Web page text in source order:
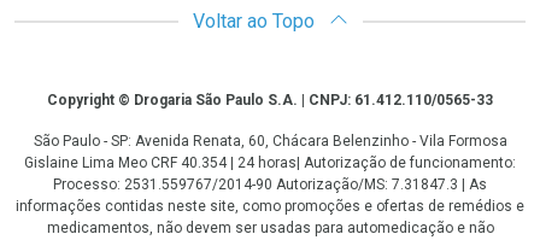
Voltar ao Topo
CopyrightCopyright © Drogaria São Paulo S.A. | CNPJ: 61.412.110/0565-33
São Paulo - SP: Avenida Renata, 60, Chácara Belenzinho - Vila Formosa
Gislaine Lima Meo CRF 40.354 | 24 horas| Autorização de funcionamento:
Processo: 2531.559767/2014-90 Autorização/MS: 7.31847.3 | As
informações contidas neste site, como promoções e ofertas de remédios e
medicamentos, não devem ser usadas para automedicação e não